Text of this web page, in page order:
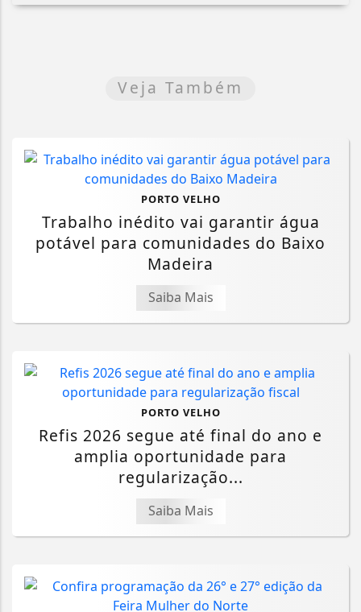
Veja Também
PORTO VELHO
Trabalho inédito vai garantir água
potável para comunidades do Baixo
Madeira
Saiba Mais
PORTO VELHO
Refis 2026 segue até final do ano e
amplia oportunidade para
regularização...
Saiba Mais